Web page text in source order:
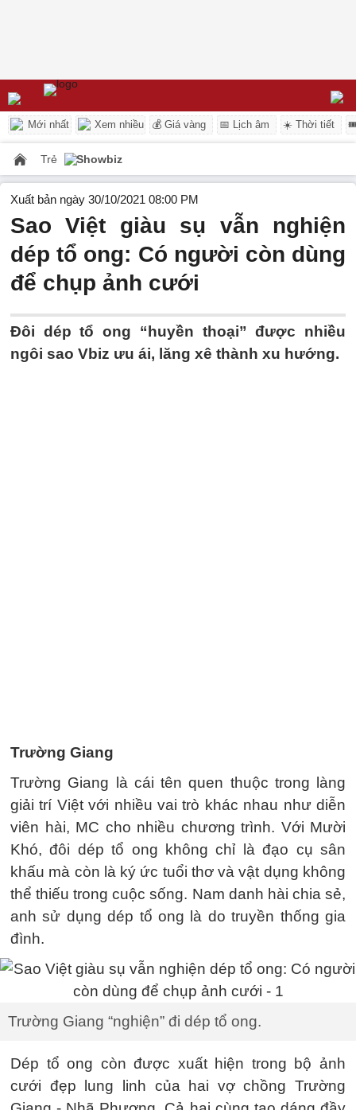
Mới nhất Xem nhiều 💰 Giá vàng 📅 Lịch âm ☀️ Thời tiết
Trẻ Showbiz
Xuất bản ngày 30/10/2021 08:00 PM
Sao Việt giàu sụ vẫn nghiện
dép tổ ong: Có người còn dùng
để chụp ảnh cưới
Đôi dép tổ ong “huyền thoại” được nhiều
ngôi sao Vbiz ưu ái, lăng xê thành xu hướng.
Trường Giang
Trường Giang là cái tên quen thuộc trong làng
giải trí Việt với nhiều vai trò khác nhau như diễn
viên hài, MC cho nhiều chương trình. Với Mười
Khó, đôi dép tổ ong không chỉ là đạo cụ sân
khấu mà còn là ký ức tuổi thơ và vật dụng không
thể thiếu trong cuộc sống. Nam danh hài chia sẻ,
anh sử dụng dép tổ ong là do truyền thống gia
đình.
Trường Giang “nghiện” đi dép tổ ong.
Dép tổ ong còn được xuất hiện trong bộ ảnh
cưới đẹp lung linh của hai vợ chồng Trường